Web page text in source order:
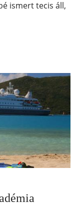
ismert tecis áll,